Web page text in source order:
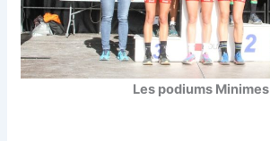
Les podiums Minimes